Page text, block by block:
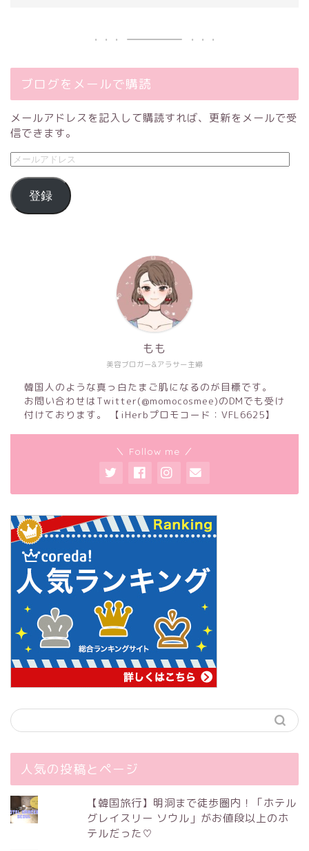
ブログをメールで購読
メールアドレスを記入して購読すれば、更新をメールで受
信できます。
登録
美容ブロガー&アラサー主婦
もも
韓国人のような真っ白たまご肌になるのが目標です。
お問い合わせはTwitter(@momocosmee)のDMでも受け
付けております。 【iHerbプロモコード：VFL6625】
＼ Follow me ／
人気の投稿とページ
【韓国旅行】明洞まで徒歩圏内！「ホテル
グレイスリー ソウル」がお値段以上のホ
テルだった♡